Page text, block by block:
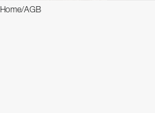
Home/AGB